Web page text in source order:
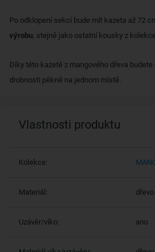
Po odklopení sekcí bude mít kazeta až 72
výrobu, stejně jako ostatní kousky z
Díky této kazetě z mangového dřeva
drobnosti pěkně na jednom místě.
Vlastnosti produktu
Kolekce:
Materiál: dřevo
Uzávěr/víko: ano